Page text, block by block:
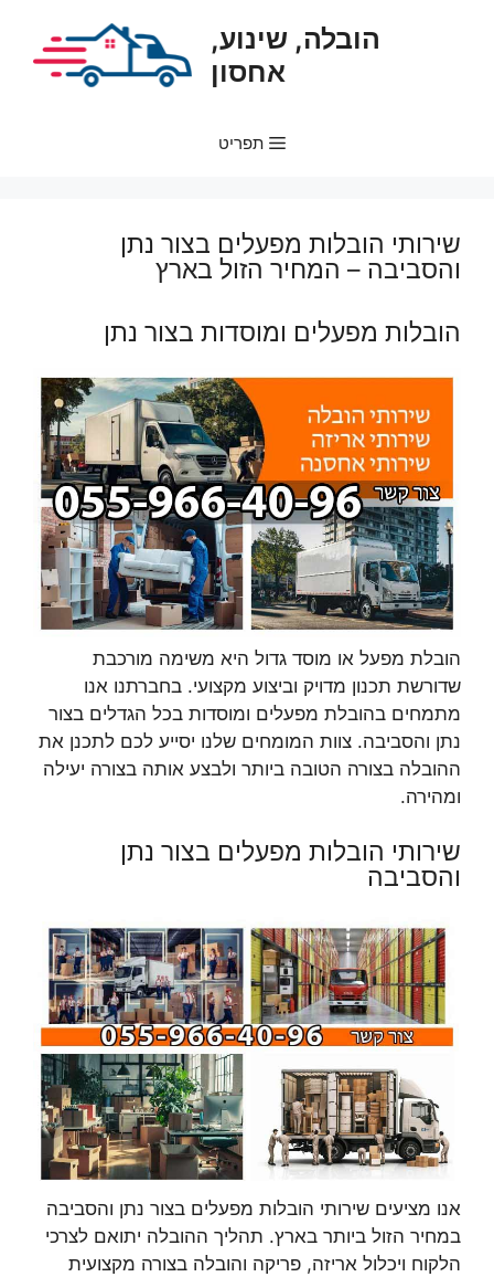
הובלה, שינוע,
אחסון
תפריט
שירותי הובלות מפעלים בצור נתן
והסביבה – המחיר הזול בארץ
הובלות מפעלים ומוסדות בצור נתן
הובלת מפעל או מוסד גדול היא משימה מורכבת
שדורשת תכנון מדויק וביצוע מקצועי. בחברתנו אנו
מתמחים בהובלת מפעלים ומוסדות בכל הגדלים בצור
נתן והסביבה. צוות המומחים שלנו יסייע לכם לתכנן את
ההובלה בצורה הטובה ביותר ולבצע אותה בצורה יעילה
ומהירה.
שירותי הובלות מפעלים בצור נתן
והסביבה
אנו מציעים שירותי הובלות מפעלים בצור נתן והסביבה
במחיר הזול ביותר בארץ. תהליך ההובלה יתואם לצרכי
הלקוח ויכלול אריזה, פריקה והובלה בצורה מקצועית